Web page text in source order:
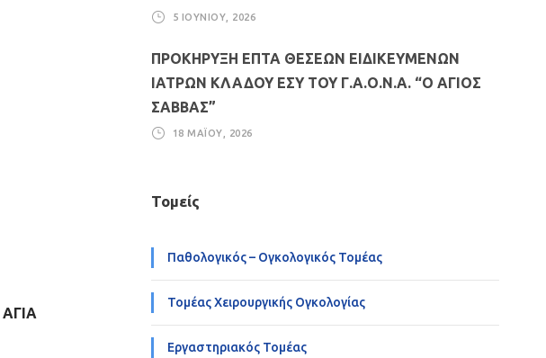
5 ΙΟΥΝΊΟΥ, 2026
ΠΡΟΚΗΡΥΞΗ ΕΠΤΑ ΘΕΣΕΩΝ ΕΙΔΙΚΕΥΜΕΝΩΝ
ΙΑΤΡΩΝ ΚΛΑΔΟΥ ΕΣΥ ΤΟΥ Γ.Α.Ο.Ν.Α. “Ο ΑΓΙΟΣ
ΣΑΒΒΑΣ”
18 ΜΑΪ́ΟΥ, 2026
Τομείς
Παθολογικός – Ογκολογικός Τομέας
Τομέας Χειρουργικής Ογκολογίας
Εργαστηριακός Τομέας